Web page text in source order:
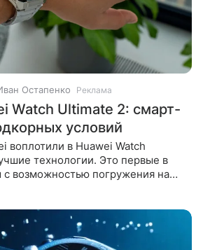
Остапенко Реклама
Watch Ultimate 2: смарт-
условий
воплотили в Huawei Watch
технологии. Это первые в
возможностью погружения на